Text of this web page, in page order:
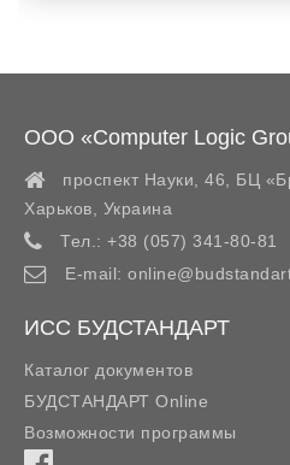
ООО «Computer Logic
проспект Науки, 46, БЦ
Харьков
Украина
Тел.: +38 (057) 341-80-81
E-mail:
ИСС БУДСТАНДАРТ
Каталог документов
БУДСТАНДАРТ Online
Возможности программы